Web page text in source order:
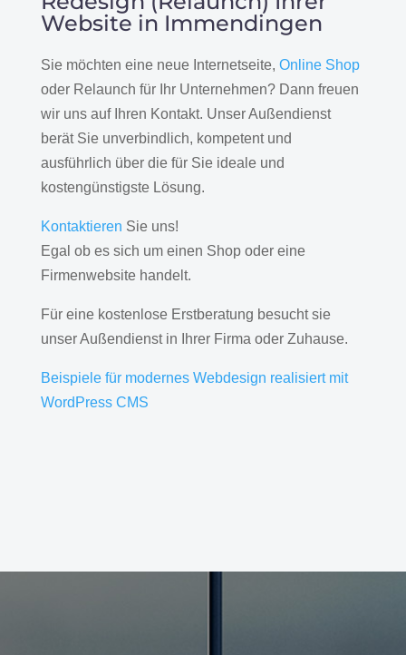
Website in Immendingen
Sie möchten eine neue Internetseite, Online Shop
oder Relaunch für Ihr Unternehmen? Dann freuen
wir uns auf Ihren Kontakt. Unser Außendienst
berät Sie unverbindlich, kompetent und
ausführlich über die für Sie ideale und
kostengünstigste Lösung.
Kontaktieren Sie uns!
Egal ob es sich um einen Shop oder eine
Firmenwebsite handelt.
Für eine kostenlose Erstberatung besucht sie
unser Außendienst in Ihrer Firma oder Zuhause.
Beispiele für modernes Webdesign realisiert mit
WordPress CMS